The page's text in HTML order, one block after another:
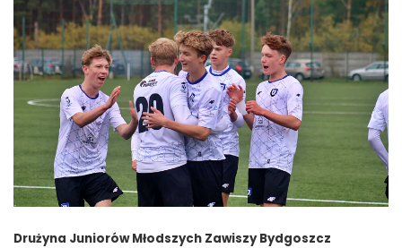
Drużyna Juniorów Młodszych Zawiszy Bydgoszcz